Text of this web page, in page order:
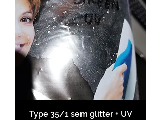
Type 35/1 sem glitter + UV